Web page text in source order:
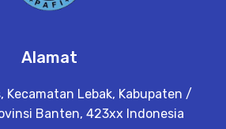
Alamat
Kecamatan Lebak, Kabupaten /
Banten, 423xx Indonesia